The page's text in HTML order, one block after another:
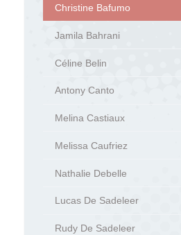
Christine Bafumo
Jamila Bahrani
Céline Belin
Antony Canto
Melina Castiaux
Melissa Caufriez
Nathalie Debelle
Lucas De Sadeleer
Rudy De Sadeleer